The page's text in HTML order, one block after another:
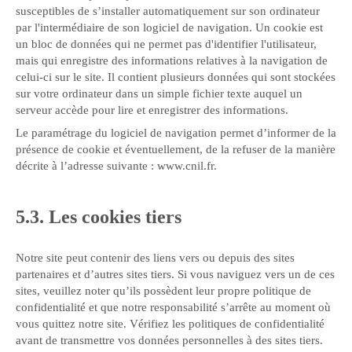
susceptibles de s’installer automatiquement sur son ordinateur
par l'intermédiaire de son logiciel de navigation. Un cookie est
un bloc de données qui ne permet pas d'identifier l'utilisateur,
mais qui enregistre des informations relatives à la navigation de
celui-ci sur le site. Il contient plusieurs données qui sont stockées
sur votre ordinateur dans un simple fichier texte auquel un
serveur accède pour lire et enregistrer des informations.
Le paramétrage du logiciel de navigation permet d’informer de la
présence de cookie et éventuellement, de la refuser de la manière
décrite à l’adresse suivante : www.cnil.fr.
5.3. Les cookies tiers
Notre site peut contenir des liens vers ou depuis des sites
partenaires et d’autres sites tiers. Si vous naviguez vers un de ces
sites, veuillez noter qu’ils possèdent leur propre politique de
confidentialité et que notre responsabilité s’arrête au moment où
vous quittez notre site. Vérifiez les politiques de confidentialité
avant de transmettre vos données personnelles à des sites tiers.